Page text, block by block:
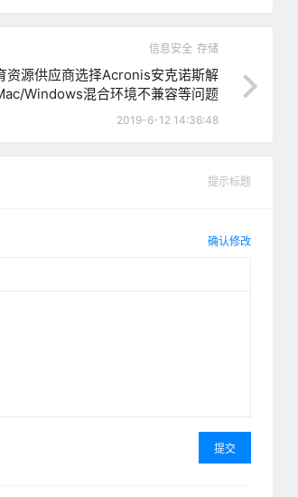
信息安全 存储
资源供应商选择Acronis安克诺斯解
Windows混合环境不兼容等问题
2019-6-12 14:36:48
提示标题
确认修改
提交